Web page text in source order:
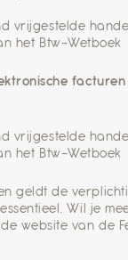
vrijgestelde
het Btw-Wetboek
vrijgestelde
het Btw-Wetboek
geldt de
Wil je
website van de